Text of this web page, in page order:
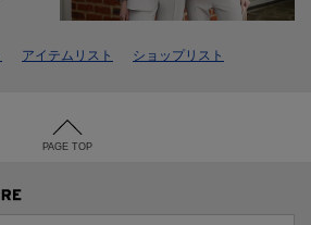
アイテムリスト ショップリスト
PAGE TOP